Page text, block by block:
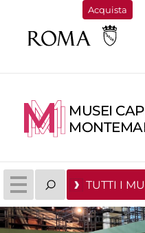
Acquista
MUSEI
TUTTI I